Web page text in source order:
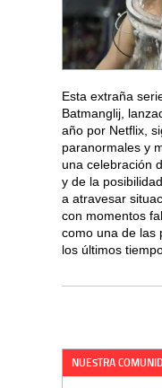
Esta extraña
Batmanglij,
año por Netflix,
paranormales y
una celebración
y de la
a atravesar
con momentos
como una de las
los últimos
NUESTRA